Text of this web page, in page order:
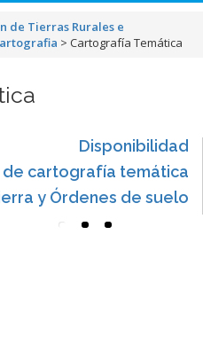
de Tierras Rurales e
> Cartografía Temática
Disponibilidad
de cartografía temática
y Órdenes de suelo